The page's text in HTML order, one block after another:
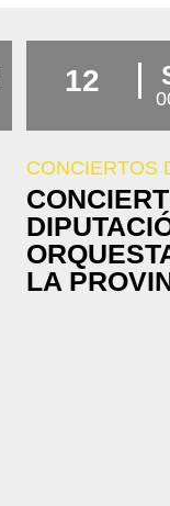
12
CONCIERTOS
LA